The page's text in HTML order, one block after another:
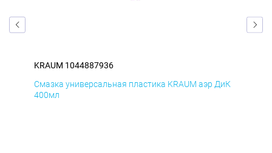
KRAUM 1044887936
Смазка универсальная пластика KRAUM аэр ДиК
400мл